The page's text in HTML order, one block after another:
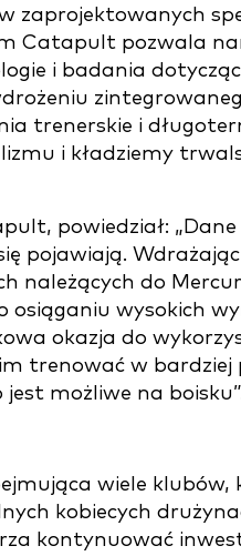
zaprojektowanych
Catapult pozwala
i badania
trenerskie i
i kładziemy
powiedział:
pojawiają.
należących do
osiąganiu wysokich
okazja do
trenować w
możliwe na
wiele
kobiecych
kontynuować